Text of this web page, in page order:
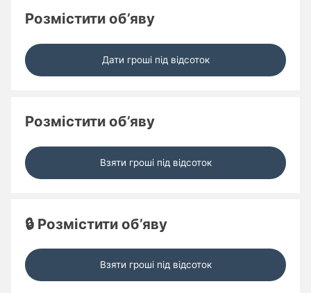
Розмістити об’яву
Дати гроші під відсоток
Розмістити об’яву
Взяти гроші під відсоток
🔒 Розмістити об’яву
Взяти гроші під відсоток